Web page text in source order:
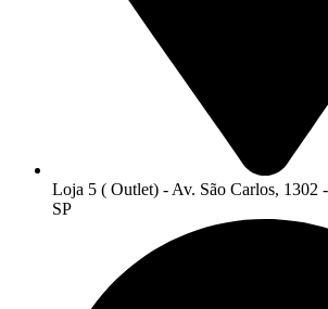
Loja 5 ( Outlet) - Av. São Carlos, 1302
SP